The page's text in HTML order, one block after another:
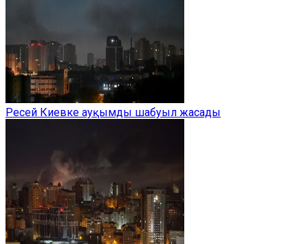
Ресей Киевке ауқымды шабуыл жасады